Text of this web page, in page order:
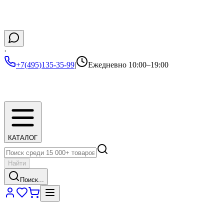
·
+7(495)135-35-99| Ежедневно 10:00–19:00
КАТАЛОГ
Найти
Поиск...